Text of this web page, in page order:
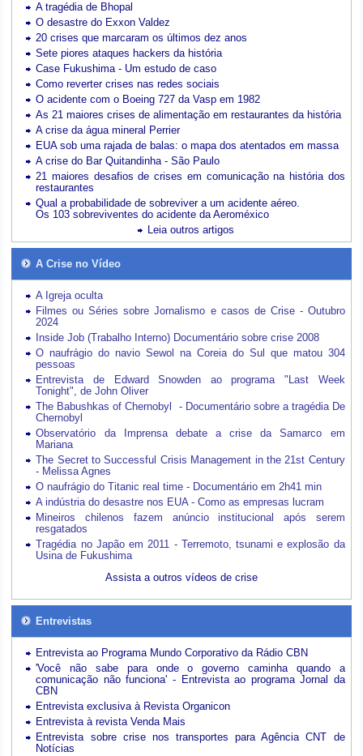
A tragédia de Bhopal
O desastre do Exxon Valdez
20 crises que marcaram os últimos dez anos
Sete piores ataques hackers da história
Case Fukushima - Um estudo de caso
Como reverter crises nas redes sociais
O acidente com o Boeing 727 da Vasp em 1982
As 21 maiores crises de alimentação em restaurantes da história
A crise da água mineral Perrier
EUA sob uma rajada de balas: o mapa dos atentados em massa
A crise do Bar Quitandinha - São Paulo
21 maiores desafios de crises em comunicação na história dos
restaurantes
Qual a probabilidade de sobreviver a um acidente aéreo.
Os 103 sobreviventes do acidente da Aeroméxico
Leia outros artigos
A Crise no Vídeo
A Igreja oculta
Filmes ou Séries sobre Jornalismo e casos de Crise - Outubro
2024
Inside Job (Trabalho Interno) Documentário sobre crise 2008
O naufrágio do navio Sewol na Coreia do Sul que matou 304
pessoas
Entrevista de Edward Snowden ao programa "Last Week
Tonight", de John Oliver
The Babushkas of Chernobyl - Documentário sobre a tragédia De
Chernobyl
Observatório da Imprensa debate a crise da Samarco em
Mariana
The Secret to Successful Crisis Management in the 21st Century
- Melissa Agnes
O naufrágio do Titanic real time - Documentário em 2h41 min
A indústria do desastre nos EUA - Como as empresas lucram
Mineiros chilenos fazem anúncio institucional após serem
resgatados
Tragédia no Japão em 2011 - Terremoto, tsunami e explosão da
Usina de Fukushima
Assista a outros vídeos de crise
Entrevistas
Entrevista ao Programa Mundo Corporativo da Rádio CBN
'Você não sabe para onde o governo caminha quando a
comunicação não funciona' - Entrevista ao programa Jornal da
CBN
Entrevista exclusiva à Revista Organicon
Entrevista à revista Venda Mais
Entrevista sobre crise nos transportes para Agência CNT de
Notícias